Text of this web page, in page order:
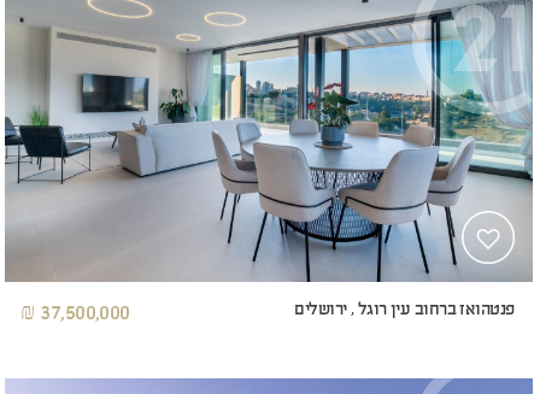
פנטהואז ברחוב עין רוגל , ירושלים 37,500,000 ₪